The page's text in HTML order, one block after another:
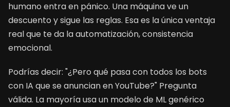
humano entra en pánico. Una máquina ve un
descuento y sigue las reglas. Esa es la única ventaja
real que te da la automatización, consistencia
emocional.
Podrías decir: "¿Pero qué pasa con todos los bots
con IA que se anuncian en YouTube?" Pregunta
válida. La mayoría usa un modelo de ML genérico